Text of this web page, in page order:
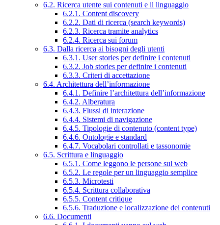
6.2. Ricerca utente sui contenuti e il linguaggio
6.2.1. Content discovery
6.2.2. Dati di ricerca (search keywords)
6.2.3. Ricerca tramite analytics
6.2.4. Ricerca sui forum
6.3. Dalla ricerca ai bisogni degli utenti
6.3.1. User stories per definire i contenuti
6.3.2. Job stories per definire i contenuti
6.3.3. Criteri di accettazione
6.4. Architettura dell’informazione
6.4.1. Definire l’architettura dell’informazione
6.4.2. Alberatura
6.4.3. Flussi di interazione
6.4.4. Sistemi di navigazione
6.4.5. Tipologie di contenuto (content type)
6.4.6. Ontologie e standard
6.4.7. Vocabolari controllati e tassonomie
6.5. Scrittura e linguaggio
6.5.1. Come leggono le persone sul web
6.5.2. Le regole per un linguaggio semplice
6.5.3. Microtesti
6.5.4. Scrittura collaborativa
6.5.5. Content critique
6.5.6. Traduzione e localizzazione dei contenuti
6.6. Documenti